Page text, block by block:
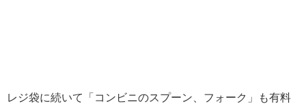
レジ袋に続いて「コンビニのスプーン、フォーク」も有料